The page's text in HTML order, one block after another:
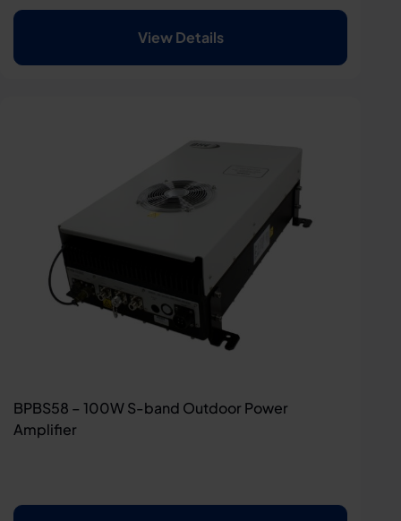
View Details
BPBS58 – 100W S-band Outdoor Power
Amplifier